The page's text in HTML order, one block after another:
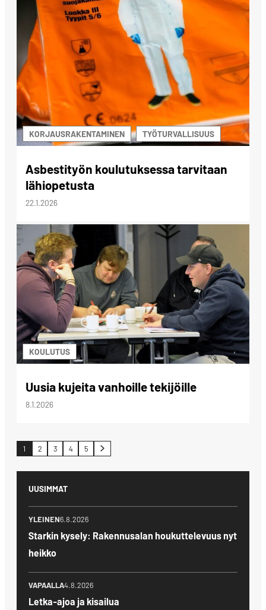
KORJAUSRAKENTAMINEN TYÖTURVALLISUUS
Asbestityön koulutuksessa tarvitaan
lähiopetusta
22.1.2026
KOULUTUS
Uusia kujeita vanhoille tekijöille
8.1.2026
Artikkelien
sivutus
1 2 3 4 5
UUSIMMAT
YLEINEN6.8.2026
Starkin kysely: Rakennusalan houkuttelevuus nyt
heikko
VAPAALLA4.8.2026
Letka-ajoa ja kisailua